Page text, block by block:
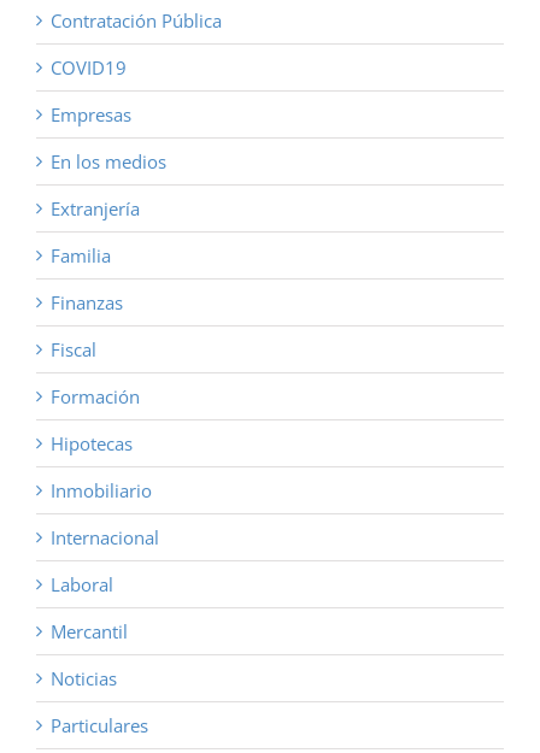
Contratación Pública
COVID19
Empresas
En los medios
Extranjería
Familia
Finanzas
Fiscal
Formación
Hipotecas
Inmobiliario
Internacional
Laboral
Mercantil
Noticias
Particulares